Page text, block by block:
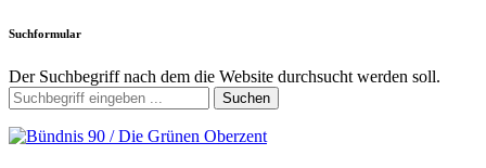
Suchformular
Der Suchbegriff nach dem die Website durchsucht werden soll.
Suchen